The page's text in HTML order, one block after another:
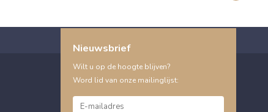
Nieuwsbrief
Wilt u op de hoogte blijven?
Word lid van onze mailinglijst: